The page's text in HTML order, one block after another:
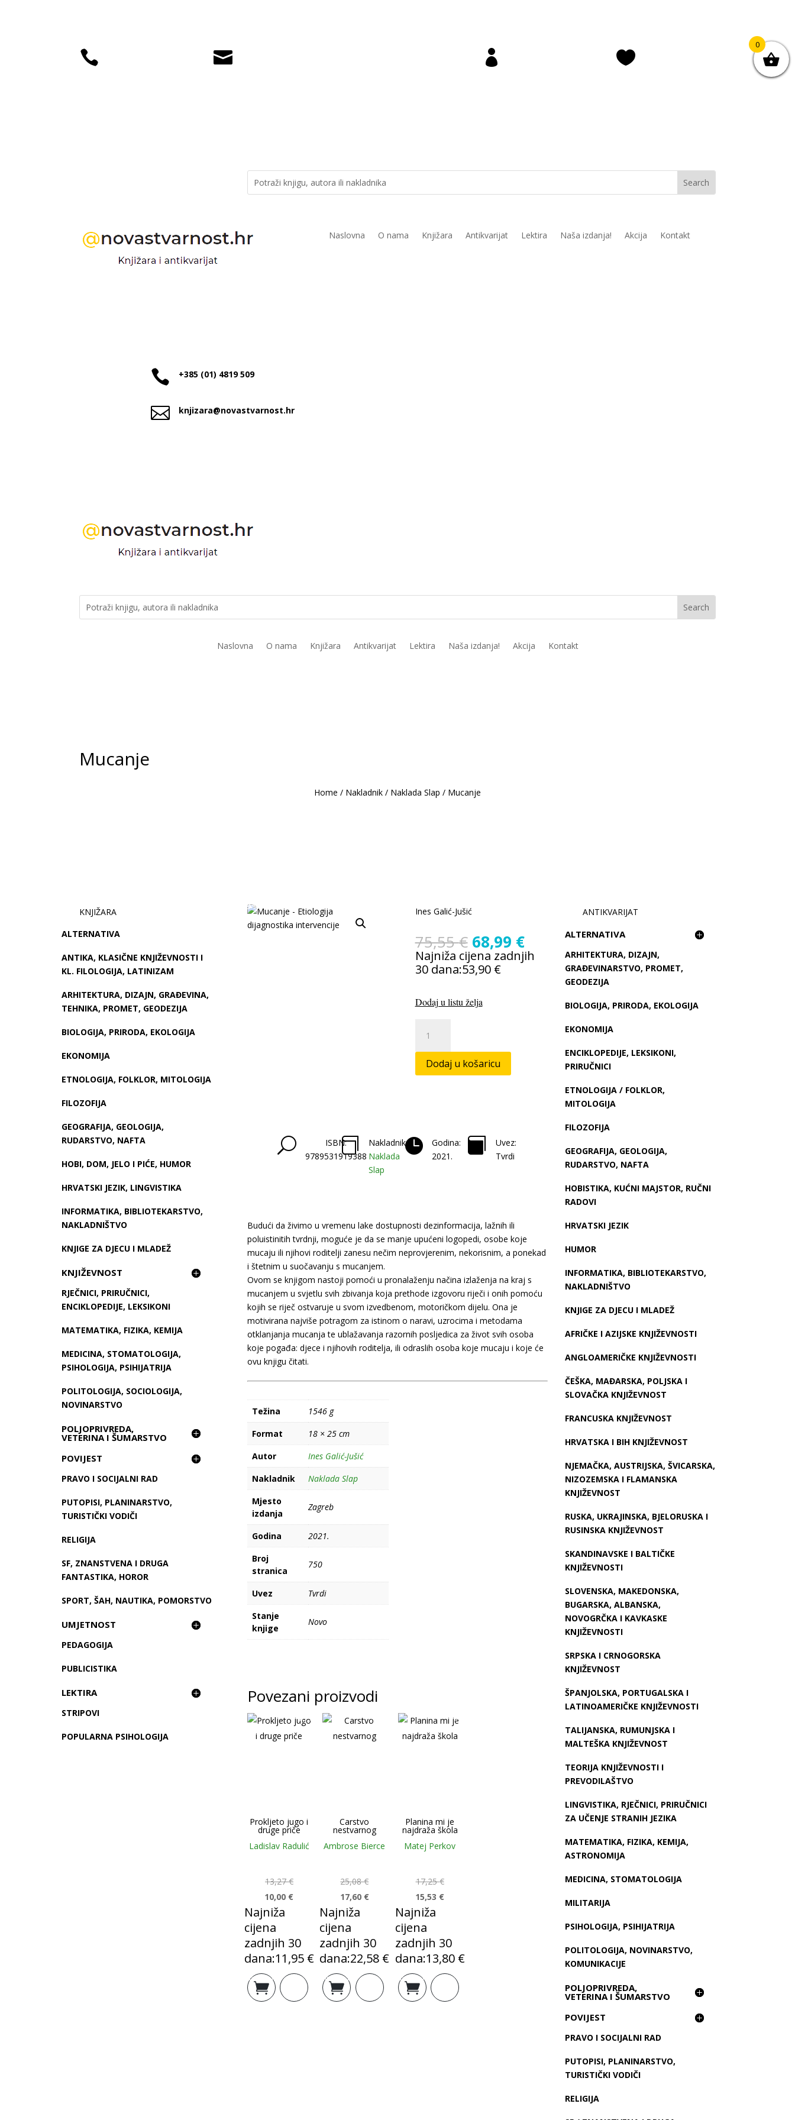
   
Naslovna O nama Knjižara Antikvarijat Lektira Naša izdanja! Akcija Kontakt
 +385 (01) 4819 509
 knjizara@novastvarnost.hr
Naslovna O nama Knjižara Antikvarijat Lektira Naša izdanja! Akcija Kontakt
Mucanje
Home / Nakladnik / Naklada Slap / Mucanje
KNJIŽARA
ALTERNATIVA
ANTIKA, KLASIČNE KNJIŽEVNOSTI I
KL. FILOLOGIJA, LATINIZAM
ARHITEKTURA, DIZAJN, GRAĐEVINA,
TEHNIKA, PROMET, GEODEZIJA
BIOLOGIJA, PRIRODA, EKOLOGIJA
EKONOMIJA
ETNOLOGIJA, FOLKLOR, MITOLOGIJA
FILOZOFIJA
GEOGRAFIJA, GEOLOGIJA,
RUDARSTVO, NAFTA
HOBI, DOM, JELO I PIĆE, HUMOR
HRVATSKI JEZIK, LINGVISTIKA
INFORMATIKA, BIBLIOTEKARSTVO,
NAKLADNIŠTVO
KNJIGE ZA DJECU I MLADEŽ
KNJIŽEVNOST
RJEČNICI, PRIRUČNICI,
ENCIKLOPEDIJE, LEKSIKONI
MATEMATIKA, FIZIKA, KEMIJA
MEDICINA, STOMATOLOGIJA,
PSIHOLOGIJA, PSIHIJATRIJA
POLITOLOGIJA, SOCIOLOGIJA,
NOVINARSTVO
POLJOPRIVREDA,
VETERINA I ŠUMARSTVO
POVIJEST
PRAVO I SOCIJALNI RAD
PUTOPISI, PLANINARSTVO,
TURISTIČKI VODIČI
RELIGIJA
SF, ZNANSTVENA I DRUGA
FANTASTIKA, HOROR
SPORT, ŠAH, NAUTIKA, POMORSTVO
UMJETNOST
PEDAGOGIJA
PUBLICISTIKA
LEKTIRA
STRIPOVI
POPULARNA PSIHOLOGIJA
-9 % Ines Galić-Jušić
75,55€ Izvorna
cijena
bila
je:
75,55 €.
68,99 €Trenutna
cijena
68,99 €.
Najniža cijena zadnjih
30 dana:53,90 €
Dodaj u listu želja
količina
Dodaj u košaricu
U
ISBN:
9789531919388

Nakladnik:
Naklada
Slap

Godina:
2021.

Uvez:
Tvrdi
Budući da živimo u vremenu lake dostupnosti dezinformacija, lažnih ili
poluistinitih tvrdnji, moguće je da se manje upućeni logopedi, osobe koje
mucaju ili njihovi roditelji zanesu nečim neprovjerenim, nekorisnim, a ponekad
i štetnim u suočavanju s mucanjem.
Ovom se knjigom nastoji pomoći u pronalaženju načina izlaženja na kraj s
mucanjem u svjetlu svih zbivanja koja prethode izgovoru riječi i onih pomoću
kojih se riječ ostvaruje u svom izvedbenom, motoričkom dijelu. Ona je
motivirana najviše potragom za istinom o naravi, uzrocima i metodama
otklanjanja mucanja te ublažavanja razornih posljedica za život svih osoba
koje pogađa: djece i njihovih roditelja, ili odraslih osoba koje mucaju i koje će
ovu knjigu čitati.
Težina
1546 g
Format
18 × 25 cm
Autor
Ines Galić-Jušić
Nakladnik
Naklada Slap
Mjesto
izdanja
Zagreb
Godina
2021.
Broj
stranica
750
Uvez
Tvrdi
Stanje
knjige
Novo
Povezani proizvodi
-25 %
Prokljeto jugo i
druge priče
Ladislav Radulić
13,27€
Izvorna
cijena
bila
10,00 €
Trenutna
cijena
je:
Najniža
cijena
zadnjih 30
dana:11,95 €
Dodaj u
košaricu
-30 %
Carstvo
nestvarnog
Ambrose Bierce
25,08€
Izvorna
cijena
bila
17,60 €
Trenutna
cijena
je:
Najniža
cijena
zadnjih 30
dana:22,58 €
Dodaj u
košaricu
-10 %
Planina mi je
najdraža škola
Matej Perkov
17,25€
Izvorna
cijena
bila
15,53 €
Trenutna
cijena
je:
Najniža
cijena
zadnjih 30
dana:13,80 €
Dodaj u
košaricu
ANTIKVARIJAT
ALTERNATIVA
ARHITEKTURA, DIZAJN,
GRAĐEVINARSTVO, PROMET,
GEODEZIJA
BIOLOGIJA, PRIRODA, EKOLOGIJA
EKONOMIJA
ENCIKLOPEDIJE, LEKSIKONI,
PRIRUČNICI
ETNOLOGIJA / FOLKLOR,
MITOLOGIJA
FILOZOFIJA
GEOGRAFIJA, GEOLOGIJA,
RUDARSTVO, NAFTA
HOBISTIKA, KUĆNI MAJSTOR, RUČNI
RADOVI
HRVATSKI JEZIK
HUMOR
INFORMATIKA, BIBLIOTEKARSTVO,
NAKLADNIŠTVO
KNJIGE ZA DJECU I MLADEŽ
AFRIČKE I AZIJSKE KNJIŽEVNOSTI
ANGLOAMERIČKE KNJIŽEVNOSTI
ČEŠKA, MAĐARSKA, POLJSKA I
SLOVAČKA KNJIŽEVNOST
FRANCUSKA KNJIŽEVNOST
HRVATSKA I BIH KNJIŽEVNOST
NJEMAČKA, AUSTRIJSKA, ŠVICARSKA,
NIZOZEMSKA I FLAMANSKA
KNJIŽEVNOST
RUSKA, UKRAJINSKA, BJELORUSKA I
RUSINSKA KNJIŽEVNOST
SKANDINAVSKE I BALTIČKE
KNJIŽEVNOSTI
SLOVENSKA, MAKEDONSKA,
BUGARSKA, ALBANSKA,
NOVOGRČKA I KAVKASKE
KNJIŽEVNOSTI
SRPSKA I CRNOGORSKA
KNJIŽEVNOST
ŠPANJOLSKA, PORTUGALSKA I
LATINOAMERIČKE KNJIŽEVNOSTI
TALIJANSKA, RUMUNJSKA I
MALTEŠKA KNJIŽEVNOST
TEORIJA KNJIŽEVNOSTI I
PREVODILAŠTVO
LINGVISTIKA, RJEČNICI, PRIRUČNICI
ZA UČENJE STRANIH JEZIKA
MATEMATIKA, FIZIKA, KEMIJA,
ASTRONOMIJA
MEDICINA, STOMATOLOGIJA
MILITARIJA
PSIHOLOGIJA, PSIHIJATRIJA
POLITOLOGIJA, NOVINARSTVO,
KOMUNIKACIJE
POLJOPRIVREDA,
VETERINA I ŠUMARSTVO
POVIJEST
PRAVO I SOCIJALNI RAD
PUTOPISI, PLANINARSTVO,
TURISTIČKI VODIČI
RELIGIJA
0